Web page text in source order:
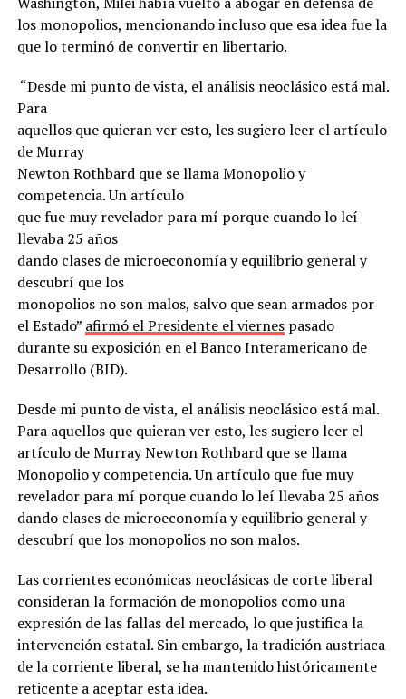
los monopolios, mencionando incluso que esa idea fue la
que lo terminó de convertir en libertario.
“Desde mi punto de vista, el análisis neoclásico está mal.
Para
aquellos que quieran ver esto, les sugiero leer el artículo
de Murray
Newton Rothbard que se llama Monopolio y
competencia. Un artículo
que fue muy revelador para mí porque cuando lo leí
llevaba 25 años
dando clases de microeconomía y equilibrio general y
descubrí que los
monopolios no son malos, salvo que sean armados por
el Estado” afirmó el Presidente el viernespasado
durante su exposición en el Banco Interamericano de
Desarrollo (BID).
Desde mi punto de vista, el análisis neoclásico está mal.
Para aquellos que quieran ver esto, les sugiero leer el
artículo de Murray Newton Rothbard que se llama
Monopolio y competencia. Un artículo que fue muy
revelador para mí porque cuando lo leí llevaba 25 años
dando clases de microeconomía y equilibrio general y
descubrí que los monopolios no son malos.
Las corrientes económicas neoclásicas de corte liberal
consideran la formación de monopolios como una
expresión de las fallas del mercado, lo que justifica la
intervención estatal. Sin embargo, la tradición austriaca
de la corriente liberal, se ha mantenido históricamente
reticente a aceptar esta idea.